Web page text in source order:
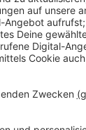
einen
vier Wochen
los gehen.